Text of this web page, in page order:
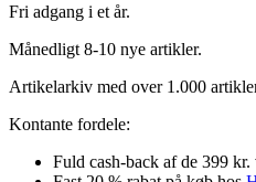
Fri adgang i et år.
Månedligt 8-10 nye artikler.
Artikelarkiv med over 1.000
Kontante fordele:
Fuld cash-back af de 399